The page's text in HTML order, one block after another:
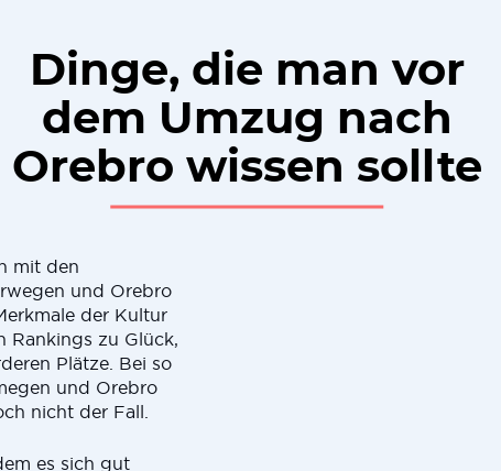
Dinge, die man vor
dem Umzug nach
Orebro wissen sollte
mit den
und Orebro
der Kultur
Rankings zu Glück,
Plätze. Bei so
und Orebro
nicht der Fall.
es sich gut